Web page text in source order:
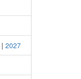
| 2027